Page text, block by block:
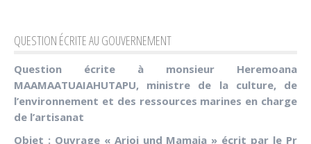
QUESTION ÉCRITE AU GOUVERNEMENT
Question écrite à monsieur Heremoana
MAAMAATUAIAHUTAPU, ministre de la culture, de
l’environnement et des ressources marines en charge
de l’artisanat
Objet : Ouvrage « Arioi und Mamaia » écrit par le Pr